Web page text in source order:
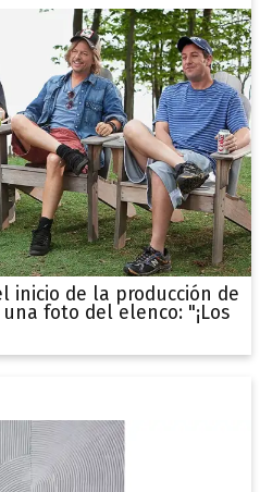
inicio de la producción de
foto del elenco: "¡Los